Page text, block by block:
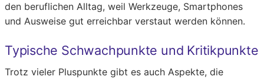
den beruflichen Alltag, weil Werkzeuge, Smartphones
und Ausweise gut erreichbar verstaut werden können.
Typische Schwachpunkte und Kritikpunkte
Trotz vieler Pluspunkte gibt es auch Aspekte, die